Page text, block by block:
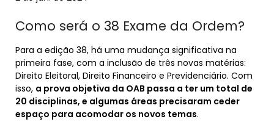
Como será o 38 Exame da Ordem?
Para a edição 38, há uma mudança significativa na
primeira fase, com a inclusão de três novas matérias:
Direito Eleitoral, Direito Financeiro e Previdenciário. Com
isso, a prova objetiva da OAB passa a ter um total de
20 disciplinas, e algumas áreas precisaram ceder
espaço para acomodar os novos temas.